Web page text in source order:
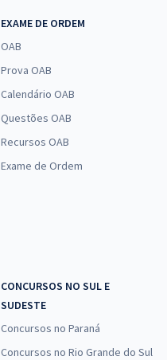
EXAME DE ORDEM
OAB
Prova OAB
Calendário OAB
Questões OAB
Recursos OAB
Exame de Ordem
CONCURSOS NO SUL E
SUDESTE
Concursos no Paraná
Concursos no Rio Grande do Sul